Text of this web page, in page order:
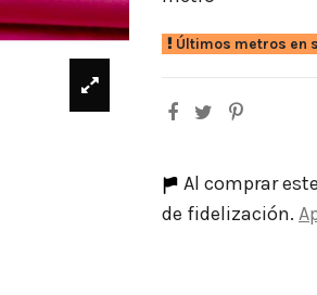
Últimos metros en
Al comprar
de fidelización.